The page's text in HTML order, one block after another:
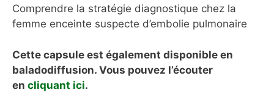
Comprendre la stratégie diagnostique chez la
femme enceinte suspecte d’embolie pulmonaire
Cette capsule est également disponible en
baladodiffusion. Vous pouvez l’écouter
en cliquant ici.